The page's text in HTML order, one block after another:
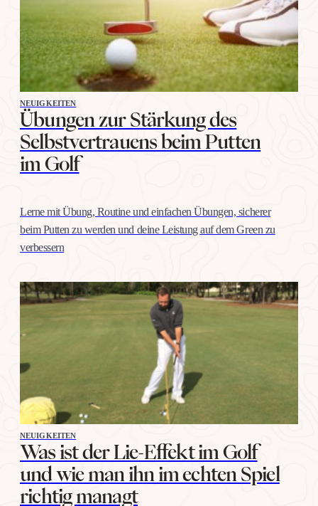
NEUIGKEITEN
Übungen zur Stärkung des
Selbstvertrauens beim Putten
im Golf
Lerne mit Übung, Routine und einfachen Übungen, sicherer
beim Putten zu werden und deine Leistung auf dem Green zu
verbessern
NEUIGKEITEN
Was ist der Lie-Effekt im Golf
und wie man ihn im echten Spiel
richtig managt